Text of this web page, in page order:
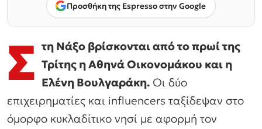
Προσθήκη της Espresso στην Google
Σ τη Νάξο βρίσκονται από το πρωί της
Τρίτης η Αθηνά Οικονομάκου και η
Ελένη Βουλγαράκη. Οι δύο
επιχειρηματίες και influencers ταξίδεψαν στο
όμορφο κυκλαδίτικο νησί με αφορμή τον